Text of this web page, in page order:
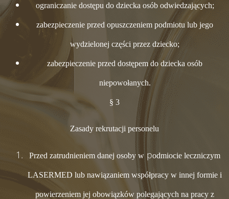
ograniczanie dostępu do dziecka osób odwiedzających;
zabezpieczenie przed opuszczeniem podmiotu lub jego
wydzielonej części przez dziecko;
zabezpieczenie przed dostępem do dziecka osób
niepowołanych.
§ 3
Zasady rekrutacji personelu
Przed zatrudnieniem danej osoby wpodmiocie leczniczym
LASERMED lub nawiązaniem współpracy w innej formie i
powierzeniem jej obowiązków polegających na pracy z